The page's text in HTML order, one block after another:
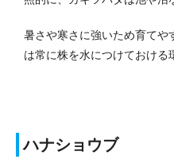
暑さや寒さに強いため育てや
は常に株を水につけておける
ハナショウブ